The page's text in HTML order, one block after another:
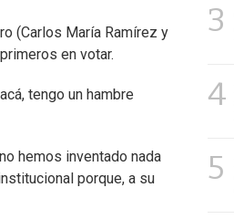
(Carlos María Ramírez y
en votar.
tengo un hambre
hemos inventado nada
porque, a su
3
4
5